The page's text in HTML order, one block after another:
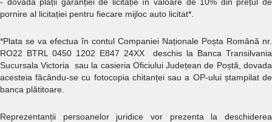
pornire al licitației pentru fiecare mijloc auto licitat*.
*Plata se va efectua în contul Companiei Naționale Poșta Română nr.
RO22 BTRL 0450 1202 E847 24XX deschis la Banca Transilvania
Sucursala Victoria sau la casieria Oficiului Județean de Poștă, dovada
acesteia făcându-se cu fotocopia chitanței sau a OP-ului ștampilat de
banca plătitoare.
Reprezentanții persoanelor juridice vor prezenta la deschiderea